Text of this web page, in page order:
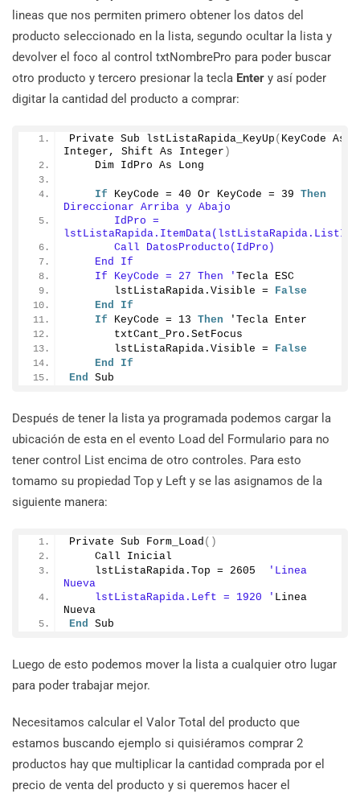
lineas que nos permiten primero obtener los datos del
producto seleccionado en la lista, segundo ocultar la lista y
devolver el foco al control txtNombrePro para poder buscar
otro producto y tercero presionar la tecla Enter y así poder
digitar la cantidad del producto a comprar:
Private Sub lstListaRapida_KeyUp ( KeyCode As
Integer, Shift As Integer )
    Dim IdPro As Long
If KeyCode = 40 Or KeyCode = 39 Then
Direccionar Arriba y Abajo
       IdPro =
       Call DatosProducto(IdPro)
    End If
    If KeyCode = 27 Then '
Tecla ESC
       lstListaRapida.
Visible = False
End
If
If KeyCode = 13 Then 'Tecla Enter
       txtCant_Pro.
SetFocus
       lstListaRapida.
Visible = False
End
If
End Sub
Después de tener la lista ya programada podemos cargar la
ubicación de esta en el evento Load del Formulario para no
tener control List encima de otro controles. Para esto
tomamo su propiedad Top y Left y se las asignamos de la
siguiente manera:
Private Sub Form_Load ()
    Call Inicial
    lstListaRapida.
Top = 2605
'Linea
Nueva
    lstListaRapida.Left = 1920 '
Linea
Nueva
End Sub
Luego de esto podemos mover la lista a cualquier otro lugar
para poder trabajar mejor.
Necesitamos calcular el Valor Total del producto que
estamos buscando ejemplo si quisiéramos comprar 2
productos hay que multiplicar la cantidad comprada por el
precio de venta del producto y si queremos hacer el